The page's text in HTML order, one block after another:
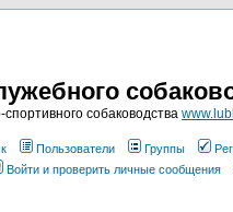
собаководства
Пользователи Группы
Войти и проверить личные сообщения